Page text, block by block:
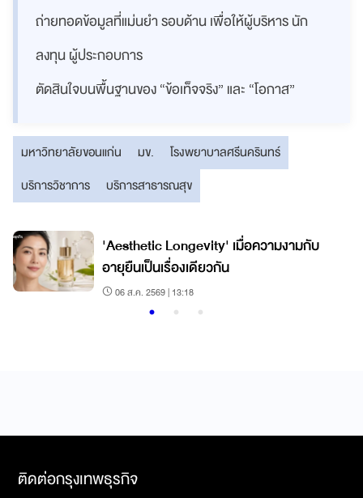
ถ่ายทอดข้อมูลที่แม่นยำ รอบด้าน เพื่อให้ผู้บริหาร นัก
ลงทุน ผู้ประกอบการ
ตัดสินใจบนพื้นฐานของ “ข้อเท็จจริง” และ “โอกาส”
มหาวิทยาลัยขอนแก่น มข.
โรงพยาบาลศรีนครินทร์
บริการวิชาการ
บริการสาธารณสุข
'Aesthetic Longevity' เมื่อความงามกับ
อายุยืนเป็นเรื่องเดียวกัน
06 ส.ค. 2569 | 13:18
ติดต่อกรุงเทพธุรกิจ